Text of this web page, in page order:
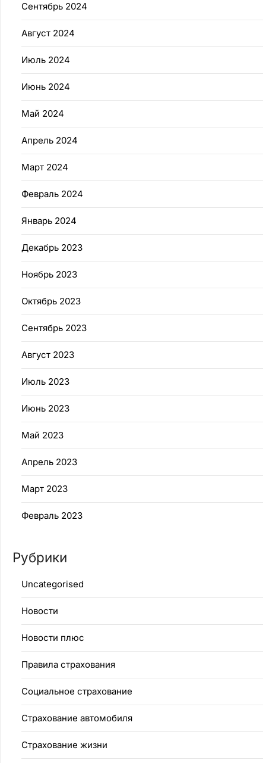
Сентябрь 2024
Август 2024
Июль 2024
Июнь 2024
Май 2024
Апрель 2024
Март 2024
Февраль 2024
Январь 2024
Декабрь 2023
Ноябрь 2023
Октябрь 2023
Сентябрь 2023
Август 2023
Июль 2023
Июнь 2023
Май 2023
Апрель 2023
Март 2023
Февраль 2023
Рубрики
Uncategorised
Новости
Новости плюс
Правила страхования
Социальное страхование
Страхование автомобиля
Страхование жизни